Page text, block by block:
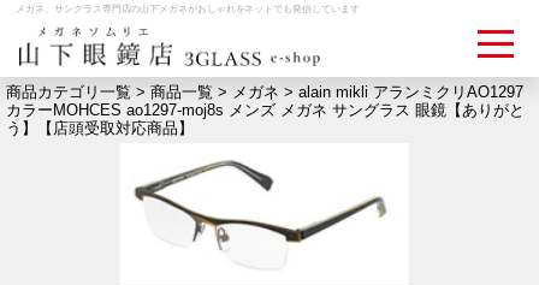
メガネ、サングラス専門店の山下メガネがおしゃれをネットでも発信しています
ログイン
お問い合わせ 検眼予約
商品カテゴリ一覧 > 商品一覧 > メガネ > alain mikli アランミクリAO1297
カラーMOHCES ao1297-moj8s メンズ メガネ サングラス 眼鏡【ありがと
う】【店頭受取対応商品】